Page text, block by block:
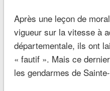
Après une leçon de
vigueur sur la vitesse à
départementale, ils ont
« fautif ». Mais ce
les gendarmes de